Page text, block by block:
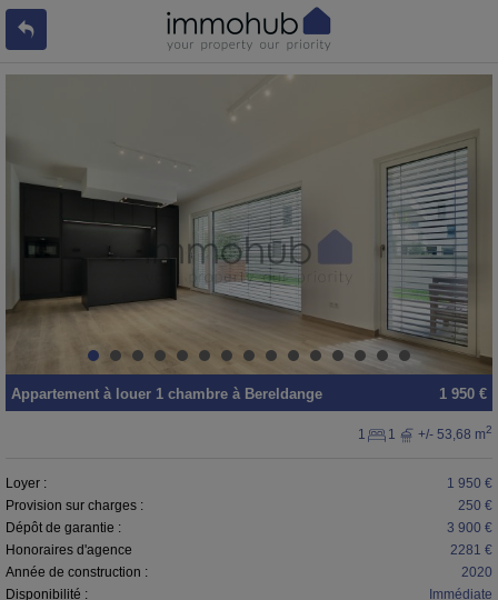
1 950 €
Appartement à louer 1 chambre à Bereldange
1 1 +/- 53,68 m2
Loyer :
1 950 €
Provision sur charges :
250 €
Dépôt de garantie :
3 900 €
Honoraires d'agence
2281 €
Année de construction :
2020
Disponibilité :
Immédiate